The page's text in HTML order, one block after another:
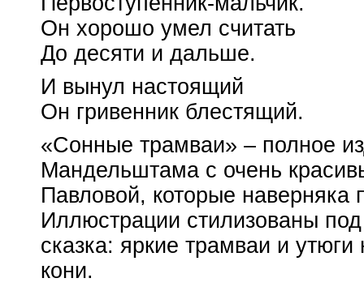
Он хорошо умел считать
До десяти и дальше.
И вынул настоящий
Он гривенник блестящий.
«Сонные трамваи» – полное
Мандельштама с очень
Павловой, которые
Иллюстрации стилизованы
сказка: яркие трамваи и
кони.